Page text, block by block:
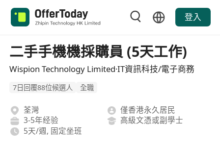
登入
二手手機機採購員 (5天工作)
Wispion Technology Limited·IT資訊科技/電子商務
7日回覆88位候選人 全職
荃灣
僅香港永久居民
3-5年经验
高級文憑或副學士
5天/週, 固定坐班